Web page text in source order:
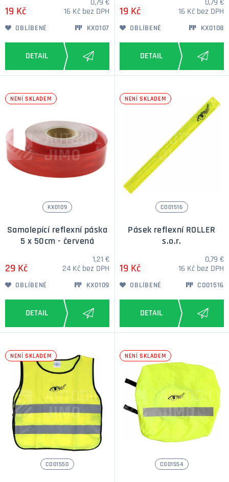
19 Kč
0,79 €
16 Kč bez DPH
OBLÍBENÉ KX0107
19 Kč
0,79 €
16 Kč bez DPH
OBLÍBENÉ KX0108
NENÍ SKLADEM
KX0109
Samolepící reflexní páska
5 x 50cm - červená
29 Kč
1,21 €
24 Kč bez DPH
OBLÍBENÉ KX0109
NENÍ SKLADEM
CO01516
Pásek reflexní ROLLER
s.o.r.
19 Kč
0,79 €
16 Kč bez DPH
OBLÍBENÉ CO01516
NENÍ SKLADEM
CO01550
NENÍ SKLADEM
CO01554